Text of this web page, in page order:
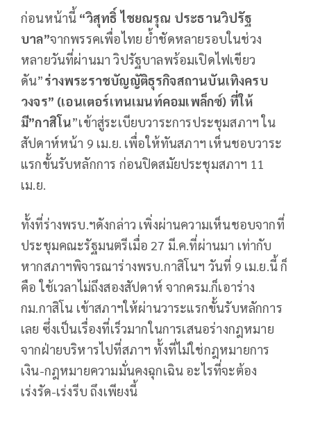
ก่อนหน้านี้ “วิสุทธิ์ ไชยณรุณ ประธานวิปรัฐ
บาล”จากพรรคเพื่อไทย ย้ำชัดหลายรอบในช่วง
หลายวันที่ผ่านมา วิปรัฐบาลพร้อมเปิดไฟเขียว
ดัน”ร่างพระราชบัญญัติธุรกิจสถานบันเทิงครบ
วงจร” (เอนเตอร์เทนเมนท์คอมเพล็กซ์) ที่ให้
มี”กาสิโน”เข้าสู่ระเบียบวาระการประชุมสภาฯ ใน
สัปดาห์หน้า 9 เม.ย. เพื่อให้ทันสภาฯ เห็นชอบวาระ
แรกขั้นรับหลักการ ก่อนปิดสมัยประชุมสภาฯ 11
เม.ย.
ทั้งที่ร่างพรบ.ฯดังกล่าว เพิ่งผ่านความเห็นชอบจากที่
ประชุมคณะรัฐมนตรีเมื่อ 27 มี.ค.ที่ผ่านมา เท่ากับ
หากสภาฯพิจารณาร่างพรบ.กาสิโนฯ วันที่ 9 เม.ย.นี้ ก็
คือ ใช้เวลาไม่ถึงสองสัปดาห์ จากครม.ก็เอาร่าง
กม.กาสิโน เข้าสภาฯให้ผ่านวาระแรกขั้นรับหลักการ
เลย ซึ่งเป็นเรื่องที่เร็วมากในการเสนอร่างกฎหมาย
จากฝ่ายบริหารไปที่สภาฯ ทั้งที่ไม่ใช่กฎหมายการ
เงิน-กฎหมายความมั่นคงฉุกเฉิน อะไรที่จะต้อง
เร่งรัด-เร่งรีบ ถึงเพียงนี้